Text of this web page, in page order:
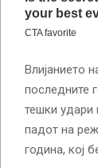
Влијанието
последните
тешки удари
падот на
година, кој